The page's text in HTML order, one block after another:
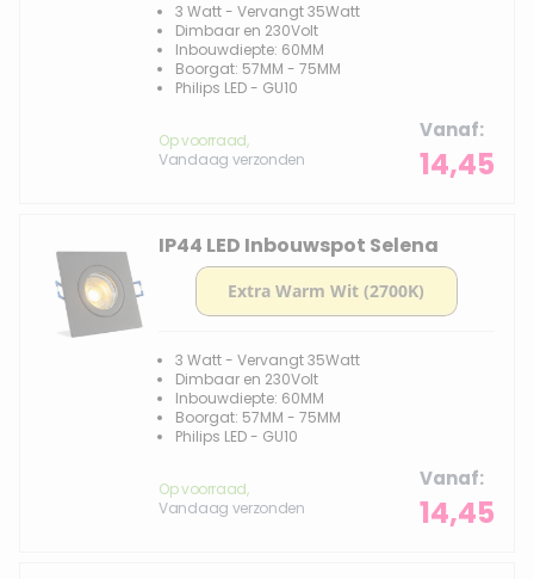
3 Watt - Vervangt 35Watt
Dimbaar en 230Volt
Inbouwdiepte: 60MM
Boorgat: 57MM - 75MM
Philips LED - GU10
Op voorraad,
Vandaag verzonden
Vanaf
14,45
IP44 LED Inbouwspot Selena
3 Watt - Vervangt 35Watt
Dimbaar en 230Volt
Inbouwdiepte: 60MM
Boorgat: 57MM - 75MM
Philips LED - GU10
Op voorraad,
Vandaag verzonden
Vanaf
14,45